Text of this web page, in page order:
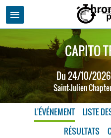
menu
CAPITO
Du 24/10/
Saint-Julien
L'ÉVÉNEMENT LISTE
RÉSULTATS